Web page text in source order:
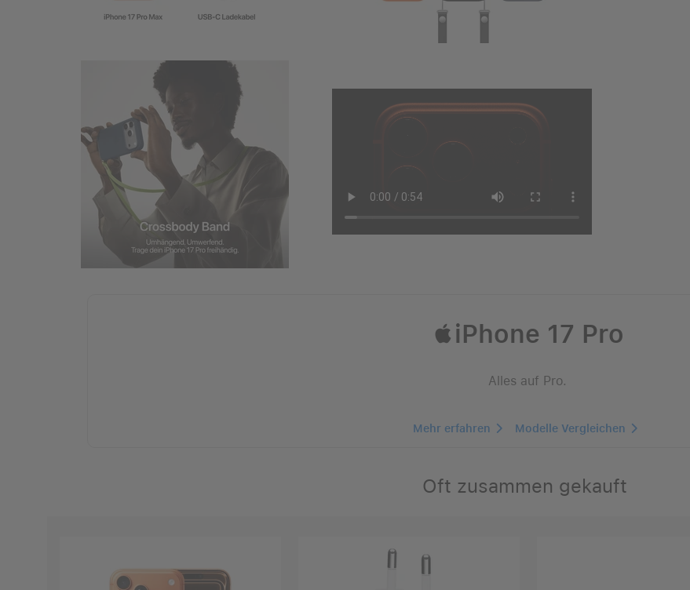
iPhone 17 Pro
Alles auf Pro.
Mehr erfahren Modelle Vergleichen
Oft zusammen gekauft